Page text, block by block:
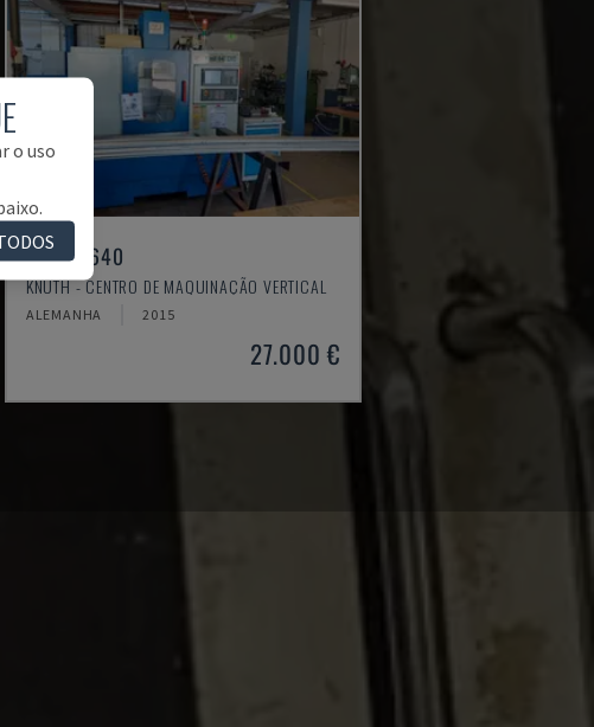
X-MILL 640
KNUTH - CENTRO DE MAQUINAÇÃO VERTICAL
ALEMANHA 2015
27.000 €
o uso